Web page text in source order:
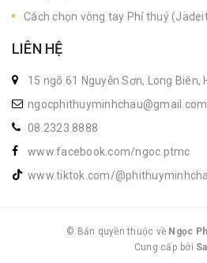
Cách chọn vòng tay Phỉ thuý
LIÊN HỆ
15 ngõ 61 Nguyễn Sơn, Long Biên,
ngocphithuyminhchau@gmail.com
08.2323.8888
www.facebook.com/ngoc.ptmc
www.tiktok.com/
© Bản quyền thuộc về Ngọc
|
Cung cấp bởi